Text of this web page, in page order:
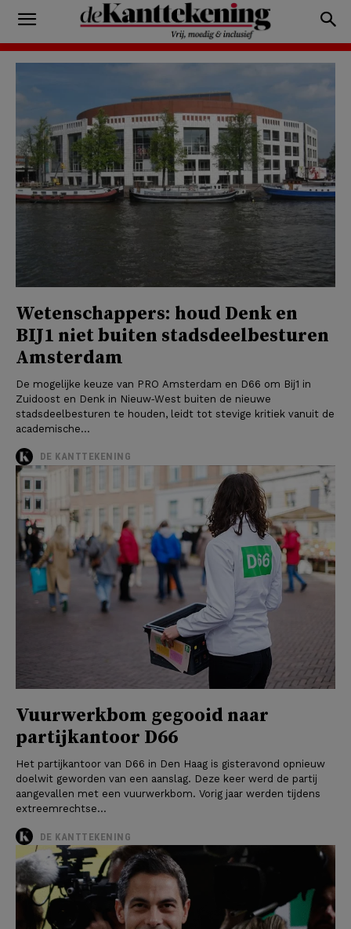
Wetenschappers: houd Denk en
BIJ1 niet buiten stadsdeelbesturen
Amsterdam
De mogelijke keuze van PRO Amsterdam en D66 om Bij1 in
Zuidoost en Denk in Nieuw‑West buiten de nieuwe
stadsdeelbesturen te houden, leidt tot stevige kritiek vanuit de
academische...
DE KANTTEKENING
Vuurwerkbom gegooid naar
partijkantoor D66
Het partijkantoor van D66 in Den Haag is gisteravond opnieuw
doelwit geworden van een aanslag. Deze keer werd de partij
aangevallen met een vuurwerkbom. Vorig jaar werden tijdens
extreemrechtse...
DE KANTTEKENING